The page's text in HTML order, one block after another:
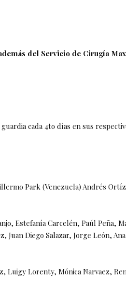
del Servicio de Cirugía
cada 4to días en sus
Park (Venezuela) Andrés
Estefanía Carcelén, Paúl Peña,
Juan Diego Salazar, Jorge León,
Luigy Lorenty, Mónica Narvaez,